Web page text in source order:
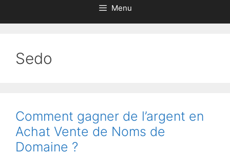
Menu
Sedo
Comment gagner de l’argent en
Achat Vente de Noms de
Domaine ?